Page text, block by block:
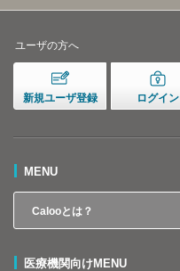
ユーザの方へ
新規ユーザ登録 ログイン
MENU
Calooとは？
医療機関向けMENU